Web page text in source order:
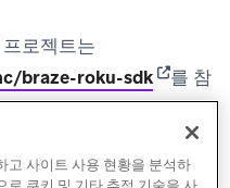
로젝트는
braze-roku-sdk(opens
를 참
고 사이트 사용 현황을 분석하